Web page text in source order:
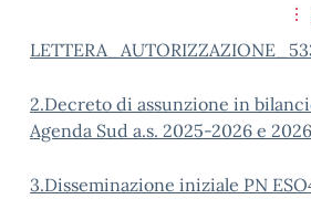
2.Decreto di assunzione in
Agenda Sud a.s. 2025-2026 e
3.Disseminazione iniziale PN